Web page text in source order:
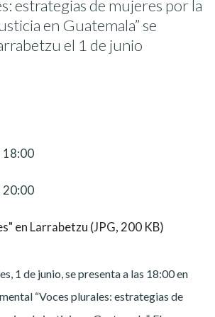
estrategias de mujeres por la
en Guatemala” se
el 1 de junio
1 de junio, se presenta a las 18:00 en
“Voces plurales: estrategias de
18:00
20:00
en Larrabetzu (JPG, 200 KB)